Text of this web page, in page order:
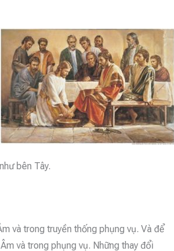
bên Tây.
và trong truyền thống phụng vụ. Và để
và trong phụng vụ. Những thay đổi